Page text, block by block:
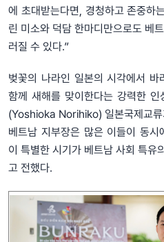
에 초대받는다면, 경청하고 존중하
린 미소와 덕담 한마디만으로도 베
러질 수 있다.”
벚꽃의 나라인 일본의 시각에서
함께 새해를 맞이한다는 강력한
(Yoshioka Norihiko) 일본국제교
베트남 지부장은 많은 이들이 동
이 특별한 시기가 베트남 사회 특유
고 전했다.